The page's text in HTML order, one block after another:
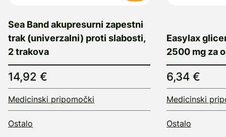
Sea Band akupresurni zapestni
trak (univerzalni) proti slabosti,
2 trakova
14,92 €
Medicinski pripomočki
Ostalo
Easylax
2500 mg za
6,34 €
Medicinski
Ostalo